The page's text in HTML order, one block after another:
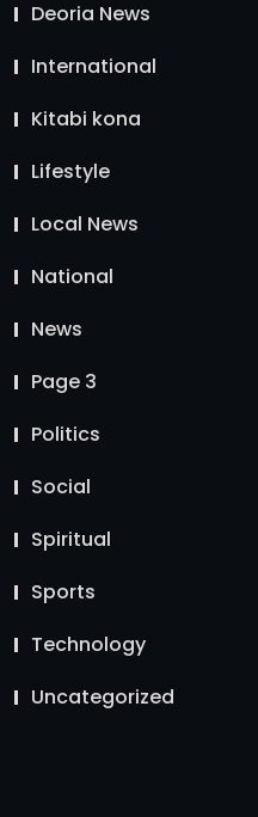
Deoria News
International
Kitabi kona
Lifestyle
Local News
National
News
Page 3
Politics
Social
Spiritual
Sports
Technology
Uncategorized